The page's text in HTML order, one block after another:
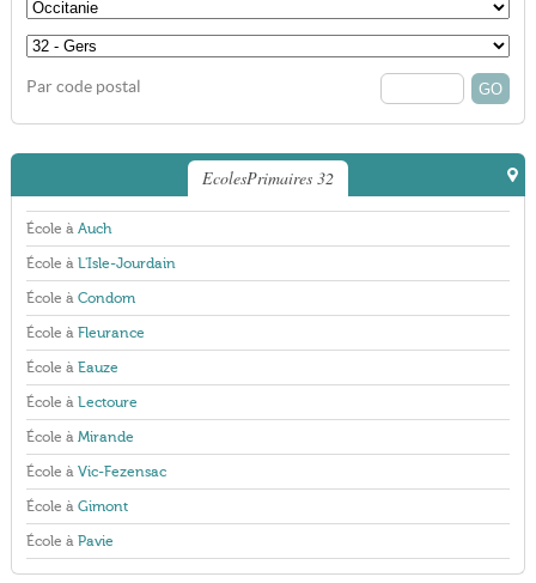
Par code postal
EcolesPrimaires 32
École à Auch
École à L'Isle-Jourdain
École à Condom
École à Fleurance
École à Eauze
École à Lectoure
École à Mirande
École à Vic-Fezensac
École à Gimont
École à Pavie